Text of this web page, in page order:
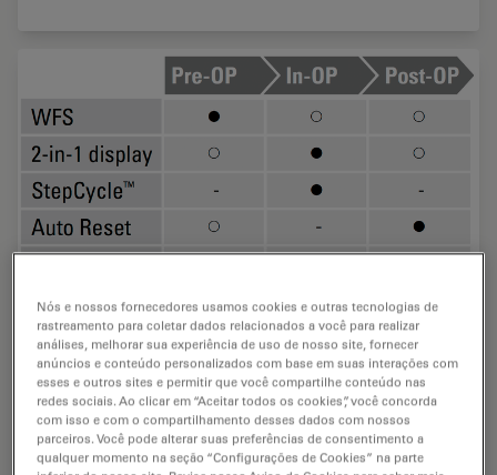
Recursos que otimizam o fluxo de trabalho
cirúrgico
Pedal sem fio Leica (WFS)Visor dois em umStepCycle:
Nós e nossos fornecedores usamos cookies e outras tecnologias de
rastreamento para coletar dados relacionados a você para realizar
análises, melhorar sua experiência de uso de nosso site, fornecer
anúncios e conteúdo personalizados com base em suas interações com
esses e outros sites e permitir que você compartilhe conteúdo nas
redes sociais. Ao clicar em “Aceitar todos os cookies”, você concorda
com isso e com o compartilhamento desses dados com nossos
parceiros. Você pode alterar suas preferências de consentimento a
qualquer momento na seção “Configurações de Cookies” na parte